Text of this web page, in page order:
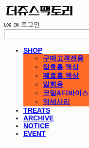
LOG IN 로그인
SHOP
구매고객전용
입호흡 액상
폐호흡 액상
일회용
코일&디바이스
악세사리
TREATS
ARCHIVE
NOTICE
EVENT